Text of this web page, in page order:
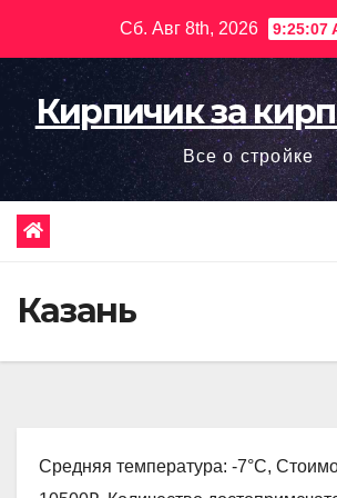
содержимому
Сб. Авг 8th, 2026 9:25:08
Кирпичик за
Все о стройке
Казань
Средняя температура: -7°C,